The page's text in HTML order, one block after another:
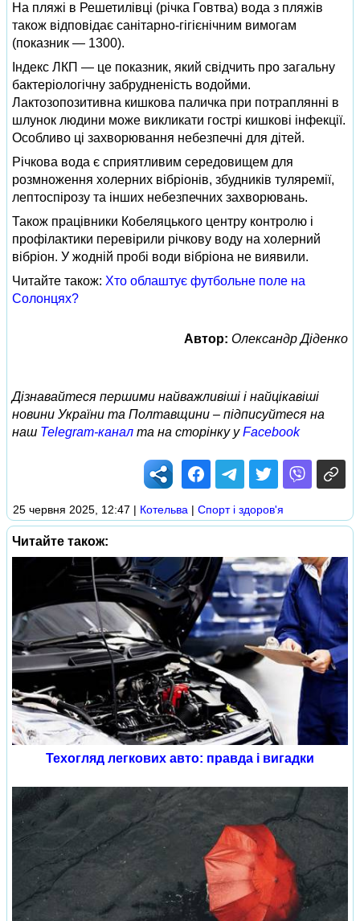
На пляжі в Решетилівці (річка Говтва) вода з пляжів
також відповідає санітарно-гігієнічним вимогам
(показник — 1300).
Індекс ЛКП — це показник, який свідчить про загальну
бактеріологічну забрудненість водойми.
Лактозопозитивна кишкова паличка при потраплянні в
шлунок людини може викликати гострі кишкові інфекції.
Особливо ці захворювання небезпечні для дітей.
Річкова вода є сприятливим середовищем для
розмноження холерних вібріонів, збудників туляремії,
лептоспірозу та інших небезпечних захворювань.
Також працівники Кобеляцького центру контролю і
профілактики перевірили річкову воду на холерний
вібріон. У жодній пробі води вібріона не виявили.
Читайте також: Хто облаштує футбольне поле на
Солонцях?
Автор: Олександр Діденко
Дізнавайтеся першими найважливіші і найцікавіші
новини України та Полтавщини – підписуйтеся на
наш Telegram-канал та на сторінку уFacebook
25 червня 2025, 12:47 | Котельва | Спорт і здоров'я
Читайте також:
Техогляд легкових авто: правда і вигадки